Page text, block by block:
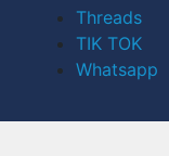
Threads
TIK TOK
Whatsapp